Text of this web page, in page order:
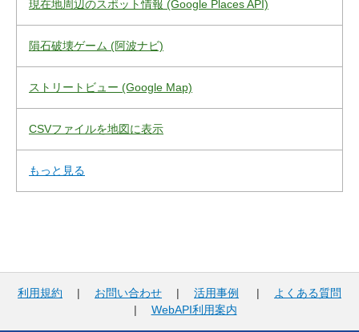
現在地周辺のスポット情報 (Google Places API)
隕石破壊ゲーム (阿波ナビ)
ストリートビュー (Google Map)
CSVファイルを地図に表示
もっと見る
利用規約 | お問い合わせ | 活用事例 |
よくある質問
| WebAPI利用案内